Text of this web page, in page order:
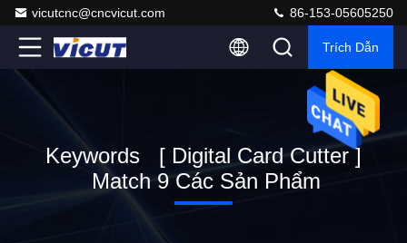
vicutcnc@cncvicut.com 86-153-05605250
Trích Dẫn
Keywords [ Digital Card Cutter ]
Match 9 Các Sản Phẩm